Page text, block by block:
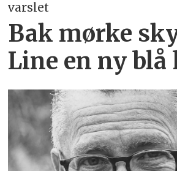
varslet
Bak mørke
Line en ny